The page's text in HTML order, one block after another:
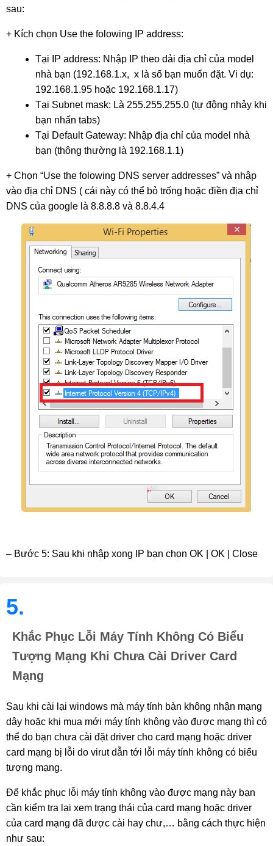
sau:
+ Kích chọn Use the folowing IP address:
Tại IP address: Nhập IP theo dải địa chỉ của model
nhà bạn (192.168.1.x,  x là số bạn muốn đặt. Vi dụ:
192.168.1.95 hoặc 192.168.1.17)
Tại Subnet mask: Là 255.255.255.0 (tự động nhảy khi
bạn nhấn tabs)
Tại Default Gateway: Nhập địa chỉ của model nhà
bạn (thông thường là 192.168.1.1)
+ Chọn “Use the folowing DNS server addresses” và nhập
vào địa chỉ DNS ( cái này có thể bỏ trống hoặc điền địa chỉ
DNS của google là 8.8.8.8 và 8.8.4.4
– Bước 5: Sau khi nhập xong IP bạn chọn OK | OK | Close
5.
Khắc Phục Lỗi Máy Tính Không Có Biểu
Tượng Mạng Khi Chưa Cài Driver Card
Mạng
Sau khi cài lại windows mà máy tính bàn không nhận mạng
dây hoặc khi mua mới máy tính không vào được mạng thì có
thể do bạn chưa cài đặt driver cho card mạng hoặc driver
card mạng bị lỗi do virut dẫn tới lỗi máy tính không có biểu
tượng mạng.
Để khắc phục lỗi máy tính không vào được mạng này bạn
cần kiểm tra lại xem trạng thái của card mạng hoặc driver
của card mạng đã được cài hay chư,… bằng cách thực hiện
như sau: